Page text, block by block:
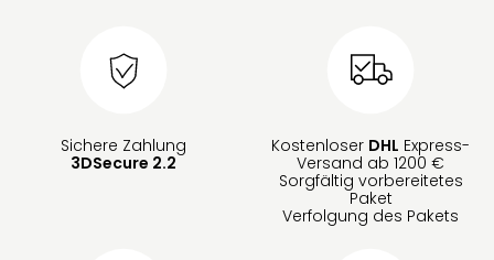
Sichere Zahlung
3DSecure 2.2
Kostenloser DHL Express-
Versand ab 1200 €
Sorgfältig vorbereitetes
Paket
Verfolgung des Pakets